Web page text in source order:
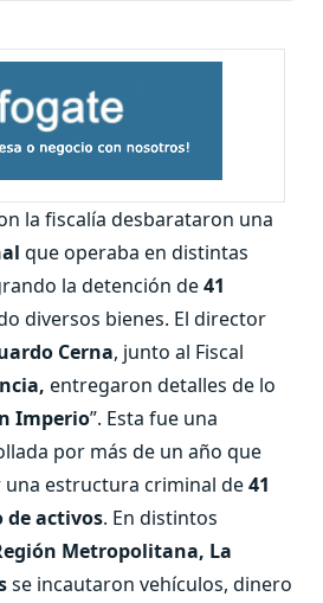
la fiscalía desbarataron una
que operaba en distintas
la detención de41
diversos bienes. El director
Cerna, junto al Fiscal
entregaron detalles de lo
Imperio”. Esta fue una
por más de un año que
estructura criminal de41
de activos. En distintos
Metropolitana, La
se incautaron vehículos, dinero